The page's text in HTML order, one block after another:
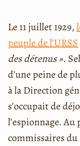
Le 11 juillet 1929,
peuple de l’URSS
des détenus ».
d’une peine de
à la Direction
s’occupait de
l’espionnage.
commissaires du